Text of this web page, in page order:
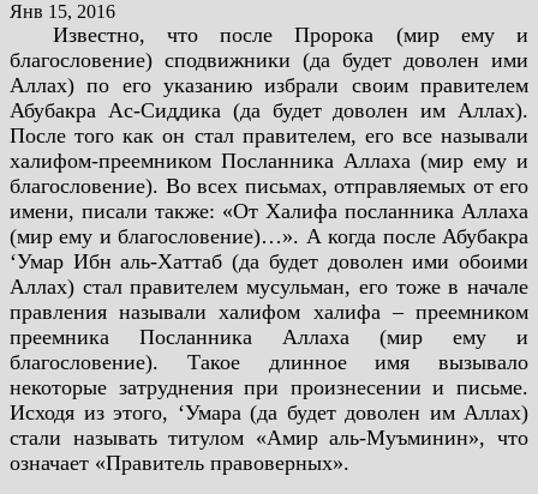
Янв 15, 2016
Известно, что после Пророка (мир ему и
благословение) сподвижники (да будет доволен ими
Аллах) по его указанию избрали своим правителем
Абубакра Ас-Сиддика (да будет доволен им Аллах).
После того как он стал правителем, его все называли
халифом-преемником Посланника Аллаха (мир ему и
благословение). Во всех письмах, отправляемых от его
имени, писали также: «От Халифа посланника Аллаха
(мир ему и благословение)…». А когда после Абубакра
‘Умар Ибн аль-Хаттаб (да будет доволен ими обоими
Аллах) стал правителем мусульман, его тоже в начале
правления называли халифом халифа – преемником
преемника Посланника Аллаха (мир ему и
благословение). Такое длинное имя вызывало
некоторые затруднения при произнесении и письме.
Исходя из этого, ‘Умара (да будет доволен им Аллах)
стали называть титулом «Амир аль-Муъминин», что
означает «Правитель правоверных».